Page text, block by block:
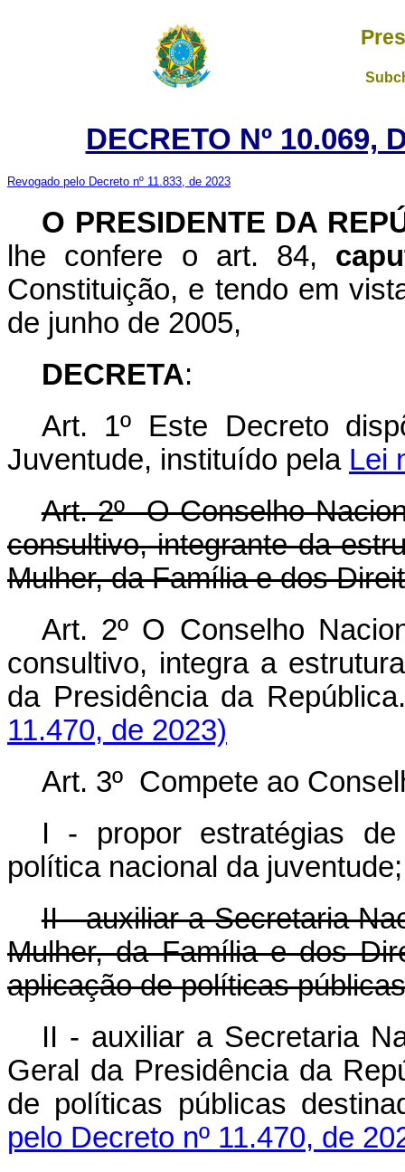
DECRETO Nº 10.069,
Revogado pelo Decreto nº 11.833, de 2023
O PRESIDENTE DA
lhe confere o art. 84,
Constituição, e tendo em
de junho de 2005,
DECRETA:
Art. 1º Este Decreto
Juventude, instituído pela Lei
Art. 2º O Conselho
consultivo, integrante da
Mulher, da Família e dos
Art. 2º O Conselho
consultivo, integra a
da Presidência da
11.470, de 2023)
Art. 3º Compete ao
I - propor estratégias de
política nacional da juventude;
II - auxiliar a Secretaria
Mulher, da Família e dos
aplicação de políticas
II - auxiliar a Secretaria
Geral da Presidência da
de políticas públicas
pelo Decreto nº 11.470, de